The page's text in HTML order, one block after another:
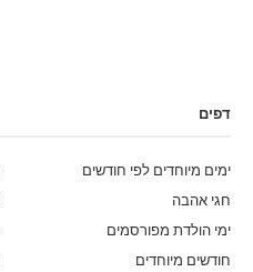
דפים
ימים מיוחדים לפי חודשים
חגי אהבה
ימי הולדת מפורסמים
חודשים מיוחדים